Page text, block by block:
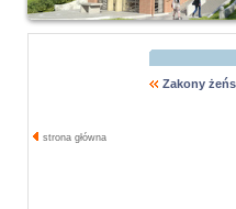
Zakony
strona główna